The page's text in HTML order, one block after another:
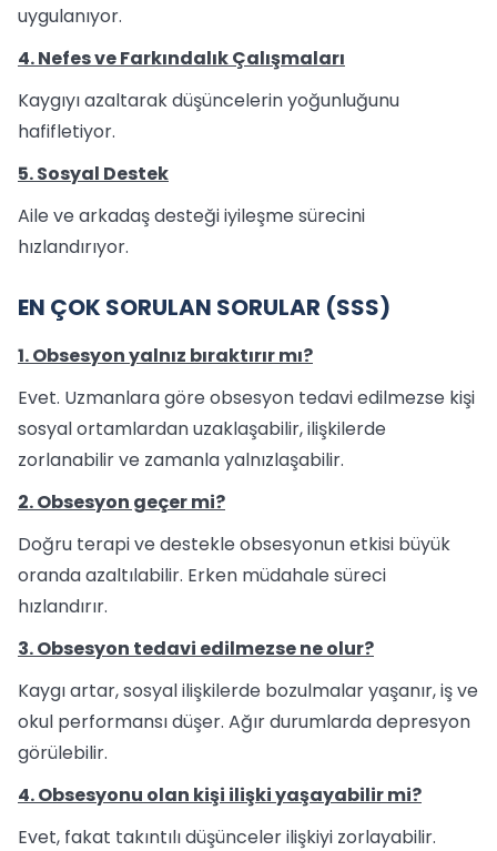
uygulanıyor.
4. Nefes ve Farkındalık Çalışmaları
Kaygıyı azaltarak düşüncelerin yoğunluğunu
hafifletiyor.
5. Sosyal Destek
Aile ve arkadaş desteği iyileşme sürecini
hızlandırıyor.
EN ÇOK SORULAN SORULAR (SSS)
1. Obsesyon yalnız bıraktırır mı?
Evet. Uzmanlara göre obsesyon tedavi edilmezse kişi
sosyal ortamlardan uzaklaşabilir, ilişkilerde
zorlanabilir ve zamanla yalnızlaşabilir.
2. Obsesyon geçer mi?
Doğru terapi ve destekle obsesyonun etkisi büyük
oranda azaltılabilir. Erken müdahale süreci
hızlandırır.
3. Obsesyon tedavi edilmezse ne olur?
Kaygı artar, sosyal ilişkilerde bozulmalar yaşanır, iş ve
okul performansı düşer. Ağır durumlarda depresyon
görülebilir.
4. Obsesyonu olan kişi ilişki yaşayabilir mi?
Evet, fakat takıntılı düşünceler ilişkiyi zorlayabilir.